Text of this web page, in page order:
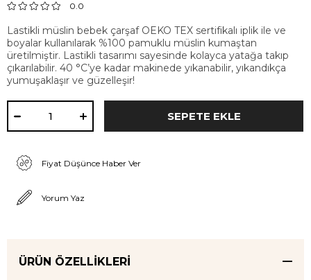
0.0
Lastikli müslin bebek çarşaf OEKO TEX sertifikalı iplik ile ve
boyalar kullanılarak %100 pamuklu müslin kumaştan
üretilmiştir. Lastikli tasarımı sayesinde kolayca yatağa takıp
çıkarılabilir. 40 °C’ye kadar makinede yıkanabilir, yıkandıkça
yumuşaklaşır ve güzelleşir!
Fiyat Düşünce Haber Ver
Yorum Yaz
ÜRÜN ÖZELLIKLERI